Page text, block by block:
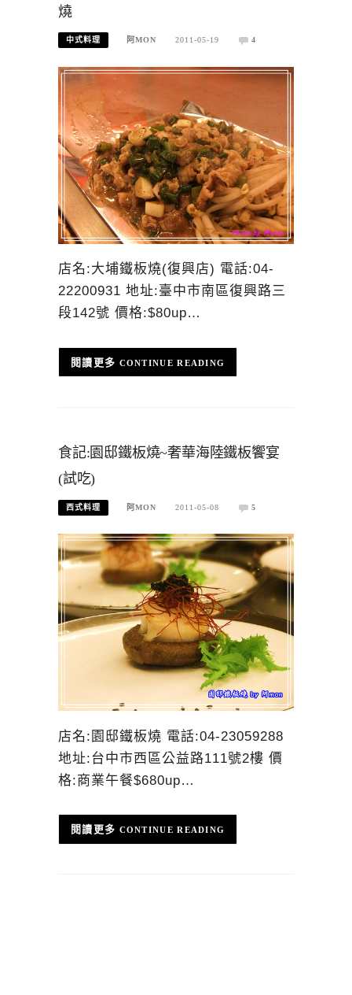
燒
中式料理 阿MON 2011-05-19 4
店名:大埔鐵板燒(復興店) 電話:04-
22200931 地址:臺中市南區復興路三
段142號 價格:$80up…
CONTINUE READING
食記:園邸鐵板燒~奢華海陸鐵板饗宴
(試吃)
西式料理 阿MON 2011-05-08 5
店名:園邸鐵板燒 電話:04-23059288
地址:台中市西區公益路111號2樓 價
格:商業午餐$680up…
CONTINUE READING